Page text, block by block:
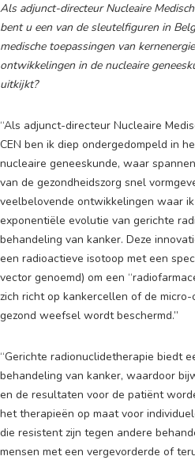
Als adjunct-directeur Nucleaire
bent u een van de sleutelfiguren in
medische toepassingen van
ontwikkelingen in de nucleaire
uitkijkt?
“Als adjunct-directeur Nucleaire
CEN ben ik diep ondergedompeld in
nucleaire geneeskunde, waar
van de gezondheidszorg snel
veelbelovende ontwikkelingen waar
exponentiële evolutie van gerichte
behandeling van kanker. Deze
een radioactieve isotoop met een
vector genoemd) om een
zich richt op kankercellen of de
gezond weefsel wordt beschermd.”
“Gerichte radionuclidetherapie biedt
behandeling van kanker, waardoor
en de resultaten voor de patiënt
het therapieën op maat voor
die resistent zijn tegen andere
mensen met een vergevorderde of